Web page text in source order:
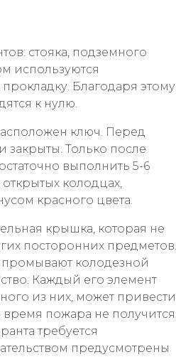
стояка, подземного
используются
Благодаря этому
к нулю.
ключ. Перед
закрыты. Только после
выполнить 5-6
колодцах,
красного цвета.
крышка, которая не
посторонних предметов.
промывают колодезной
Каждый его элемент
из них, может привести
время пожара не получится.
требуется
предусмотрены